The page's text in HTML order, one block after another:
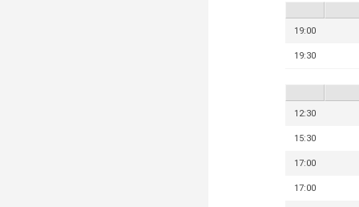
19:00
19:30
12:30
15:30
17:00
17:00